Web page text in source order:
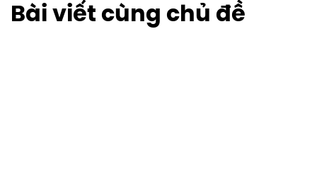
Bài viết cùng chủ đề